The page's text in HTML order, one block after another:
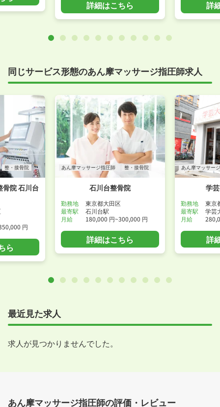
詳細はこちら 詳
同じサービス形態のあん摩マッサージ指圧師求人
整・接骨院
院 石川台
円
ら
あん摩マッサージ指圧師 整・接骨院
石川台整骨院
勤務地
東京都大田区
最寄駅
石川台駅
月給
180,000 円~300,000 円
詳細はこちら
あん摩マッサー
学
勤務地
東京
最寄駅
学芸
月給
詳
最近見た求人
求人が見つかりませんでした。
あん摩マッサージ指圧師の評価・レビュー